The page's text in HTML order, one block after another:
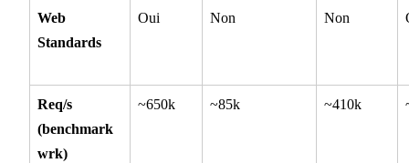
Web
Standards
Oui Non Non
Req/s
(benchmark
wrk)
~650k ~85k ~410k